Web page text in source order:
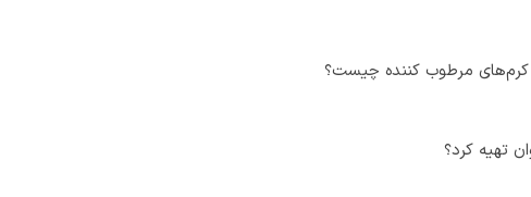
کرم‌های مرطوب کننده چیست؟
تهیه کرد؟